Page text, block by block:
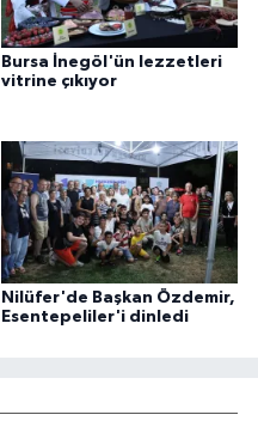
Bursa İnegöl'ün lezzetleri
vitrine çıkıyor
Nilüfer'de Başkan Özdemir,
Esentepeliler'i dinledi